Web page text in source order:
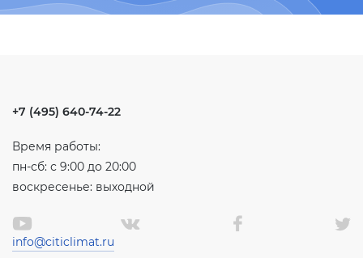
+7 (495) 640-74-22
Время работы:
пн-сб: с 9:00 до 20:00
воскресенье: выходной
info@citiclimat.ru